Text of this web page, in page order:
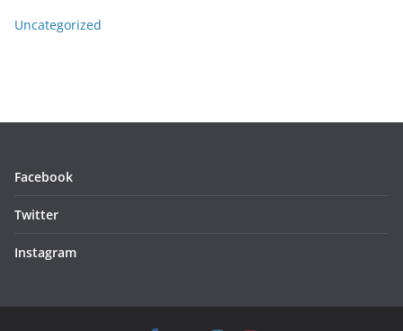
Uncategorized
Facebook
Twitter
Instagram